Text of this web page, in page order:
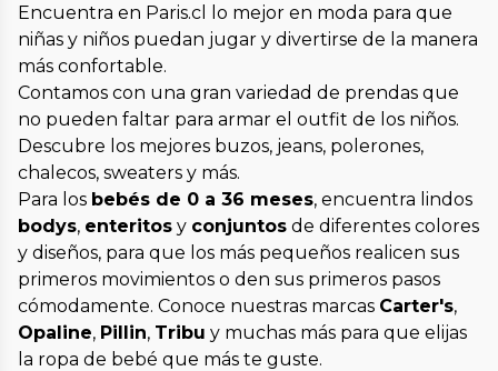
Encuentra en Paris.cl lo mejor en moda para que
niñas y niños puedan jugar y divertirse de la manera
más confortable.
Contamos con una gran variedad de prendas que
no pueden faltar para armar el outfit de los niños.
Descubre los mejores buzos, jeans, polerones,
chalecos, sweaters y más.
Para los bebés de 0 a 36 meses, encuentra lindos
bodys, enteritos y conjuntos de diferentes colores
y diseños, para que los más pequeños realicen sus
primeros movimientos o den sus primeros pasos
cómodamente. Conoce nuestras marcas Carter's,
Opaline, Pillin, Tribu y muchas más para que elijas
la ropa de bebé que más te guste.